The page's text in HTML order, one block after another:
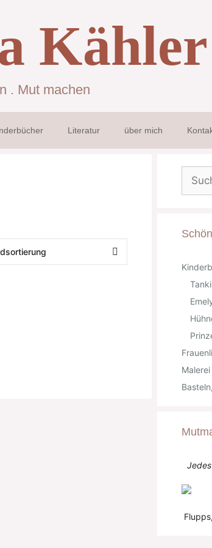
Kähler
. Mut machen
Literatur über mich
nach: